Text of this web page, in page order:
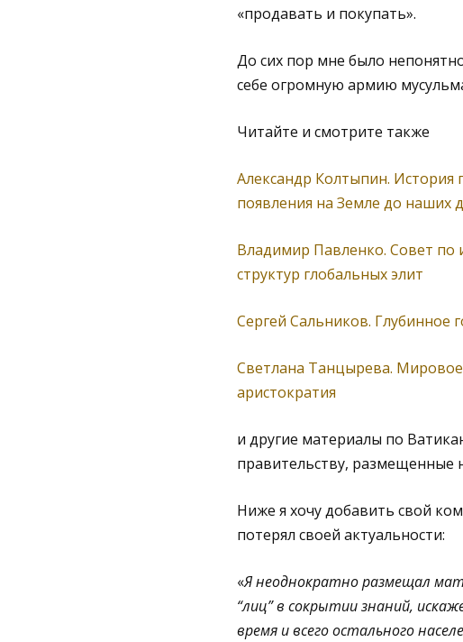
«продавать и покупать».
До сих пор мне было
себе огромную армию
Читайте и смотрите также
Александр Колтыпин. История
появления на Земле до наших
Владимир Павленко. Совет по
структур глобальных элит
Сергей Сальников. Глубинное
Светлана Танцырева. Мировое
аристократия
и другие материалы по
правительству, размещенные
Ниже я хочу добавить свой
потерял своей актуальности:
«Я неоднократно размещал
“лиц” в сокрытии знаний,
время и всего остального